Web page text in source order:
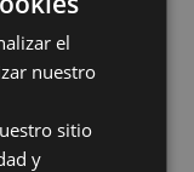
BASQUE
SPANISH
el
nuestro
sitio
y